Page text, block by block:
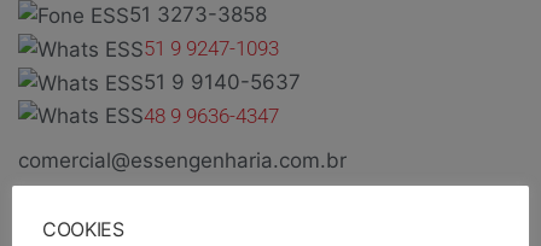
51 3273-3858
51 9 9247-1093
51 9 9140-5637
48 9 9636-4347
comercial@essengenharia.com.br
COOKIES